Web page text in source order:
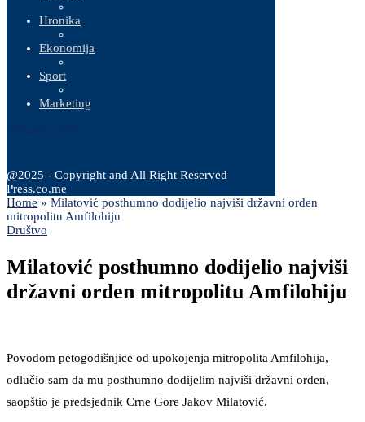
Hronika
Ekonomija
Sport
Marketing
@2025 - Copyright and All Right Reserved
Press.co.me
Home » Milatović posthumno dodijelio najviši državni orden
mitropolitu Amfilohiju
Društvo
Milatović posthumno dodijelio najviši
državni orden mitropolitu Amfilohiju
Povodom petogodišnjice od upokojenja mitropolita Amfilohija,
odlučio sam da mu posthumno dodijelim najviši državni orden,
saopštio je predsjednik Crne Gore Jakov Milatović.